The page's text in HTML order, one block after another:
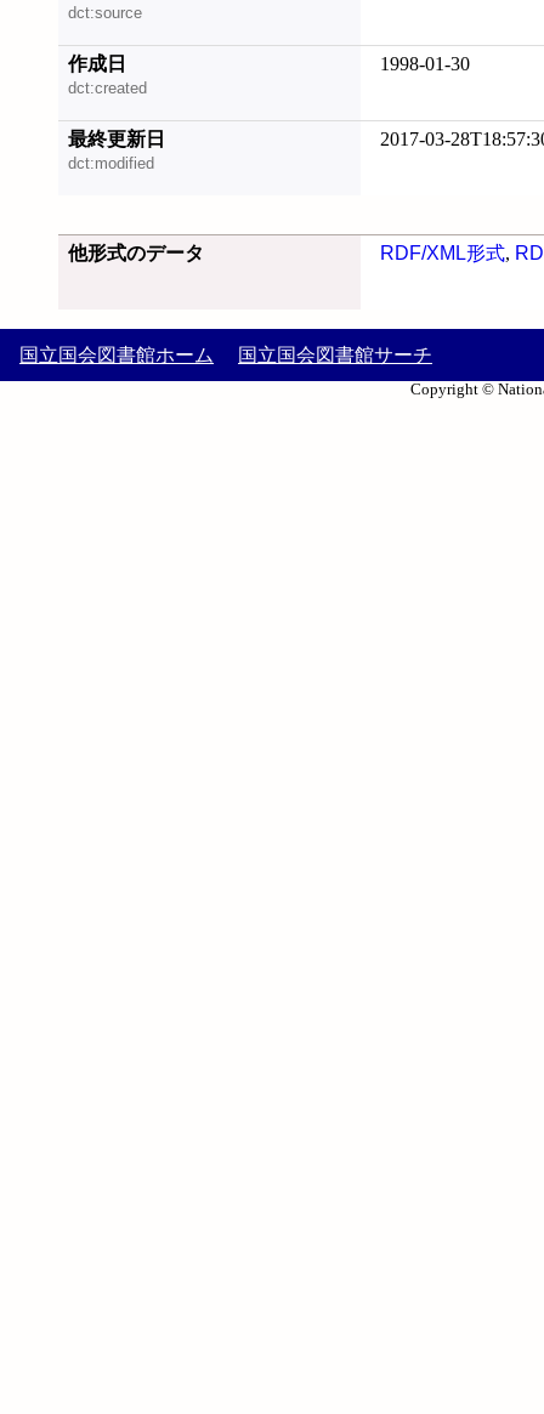
dct:source
作成日
dct:created
1998-01-30
最終更新日
dct:modified
2017-03-
他形式のデータ RDF/XML形式,
国立国会図書館ホーム 国立国会図書館サーチ
Copyright ©